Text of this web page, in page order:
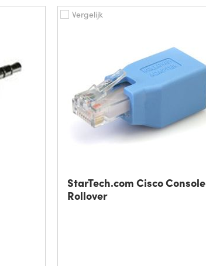
Vergelijk
StarTech.com Cisco Console
Rollover